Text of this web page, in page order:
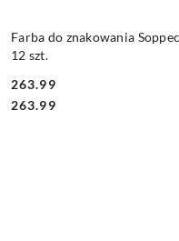
Farba do znakowania
12 szt.
Cena:
263.99
Cena:
263.99